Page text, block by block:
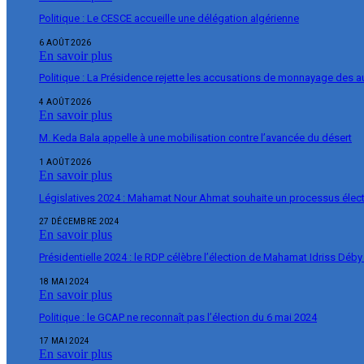
Politique : Le CESCE accueille une délégation algérienne
6 AOÛT 2026
En savoir plus
Politique : La Présidence rejette les accusations de monnayage des
4 AOÛT 2026
En savoir plus
M. Keda Bala appelle à une mobilisation contre l’avancée du désert
1 AOÛT 2026
En savoir plus
Législatives 2024 : Mahamat Nour Ahmat souhaite un processus
27 DÉCEMBRE 2024
En savoir plus
Présidentielle 2024 : le RDP célèbre l’élection de Mahamat Idriss
18 MAI 2024
En savoir plus
Politique : le GCAP ne reconnaît pas l’élection du 6 mai 2024
17 MAI 2024
En savoir plus